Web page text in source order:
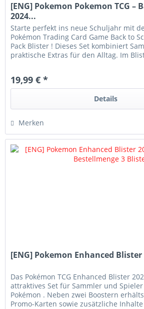
[ENG] Pokemon Pokemon TCG –
2024...
Starte perfekt ins neue Schuljahr mit
Pokémon Trading Card Game Back to
Pack Blister ! Dieses Set kombiniert
praktische Extras für den Alltag. Im
19,99 € *
Details
Merken
[ENG] Pokemon Enhanced
Das Pokémon TCG Enhanced Blister
attraktives Set für Sammler und
Pokémon . Neben zwei Boostern
Promo-Karten sowie zusätzliche